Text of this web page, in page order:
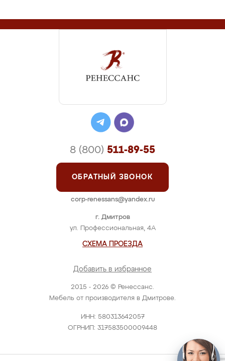
2015 - 2026 © Ренессанс.
Мебель от производителя в Дмитрове.
ИНН: 580313642057
ОГРНИП: 317583500009448
г. Дмитров
ул. Профессиональная, 4А
СХЕМА ПРОЕЗДА
Добавить в избранное
8 (800) 511-89-55
ОБРАТНЫЙ ЗВОНОК
corp-renessans@yandex.ru